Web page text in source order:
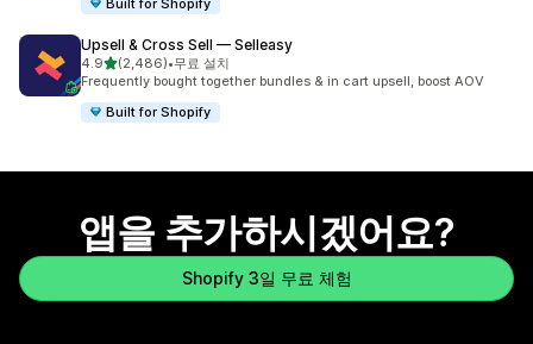
Built for Shopify
Upsell & Cross Sell — Selleasy
4.9별 5개 중
(2,486)
총 리뷰 2486개
•무료 설치
Frequently bought together bundles & in cart upsell, boost AOV
Built for Shopify
앱을 추가하시겠어요?
Shopify 3일 무료 체험